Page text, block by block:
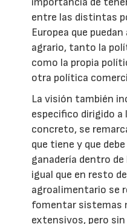
entre las distintas
Europea que
agrario, tanto la
como la propia
otra política
La visión también
especifico dirigido a
concreto, se
que tiene y que
ganadería dentro de
igual que en resto
agroalimentario se
fomentar sistemas
extensivos, pero